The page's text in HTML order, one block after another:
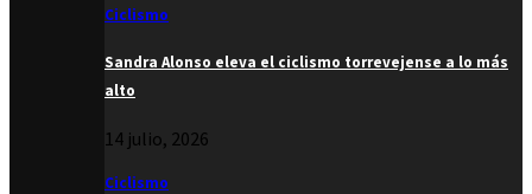
Ciclismo
Sandra Alonso eleva el ciclismo torrevejense a lo más
alto
14 julio, 2026
Ciclismo